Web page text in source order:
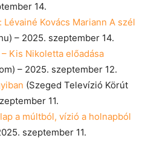
14.
Kovács Mariann A szél
– 2025. szeptember 14.
Kis Nikoletta előadása
– 2025. szeptember 12.
(Szeged Televízió Körút
11.
a múltból, vízió a holnapból
szeptember 11.